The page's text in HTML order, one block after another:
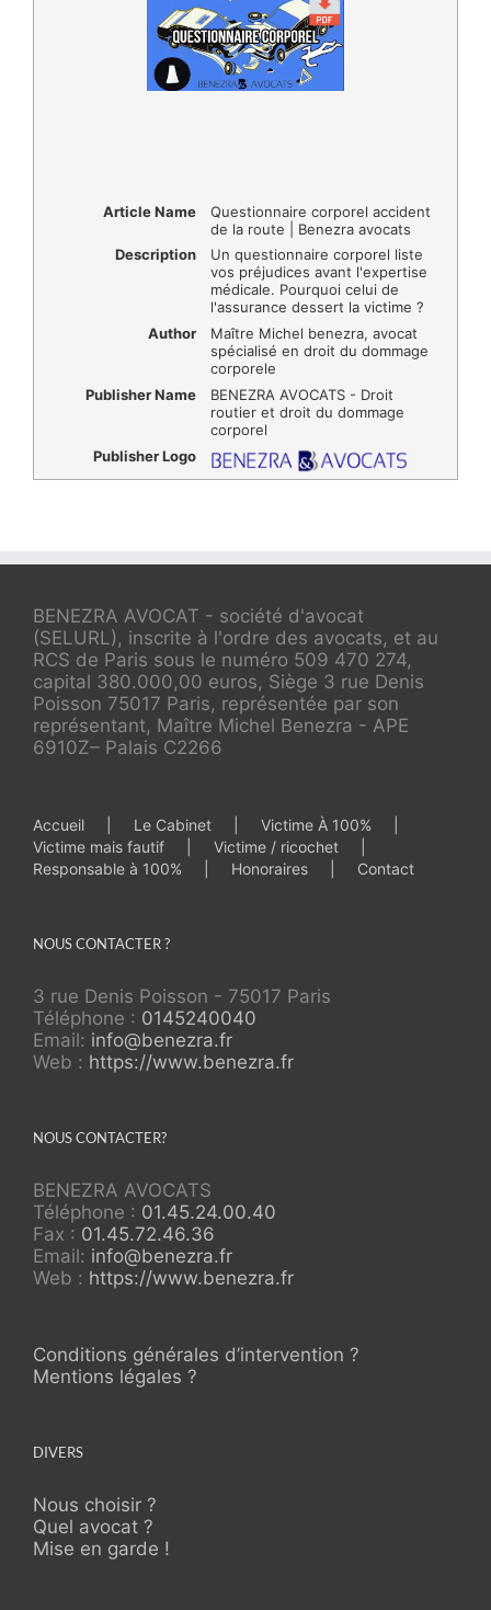
Article Name
Questionnaire corporel accident
de la route | Benezra avocats
Description
Un questionnaire corporel liste
vos préjudices avant l'expertise
médicale. Pourquoi celui de
l'assurance dessert la victime ?
Author
Maître Michel benezra, avocat
spécialisé en droit du dommage
corporele
Publisher Name
BENEZRA AVOCATS - Droit
routier et droit du dommage
corporel
Publisher Logo
BENEZRA AVOCAT - société d'avocat
(SELURL), inscrite à l'ordre des avocats, et au
RCS de Paris sous le numéro 509 470 274,
capital 380.000,00 euros, Siège 3 rue Denis
Poisson 75017 Paris, représentée par son
représentant, Maître Michel Benezra - APE
6910Z– Palais C2266
Accueil Le Cabinet
Victime À 100%
Victime mais fautif
Victime / ricochet
Responsable à 100%
Honoraires Contact
NOUS CONTACTER ?
3 rue Denis Poisson - 75017 Paris
Téléphone : 0145240040
Email: info@benezra.fr
Web : https://www.benezra.fr
NOUS CONTACTER?
BENEZRA AVOCATS
Téléphone : 01.45.24.00.40
Fax : 01.45.72.46.36
Email: info@benezra.fr
Web : https://www.benezra.fr
Conditions générales d’intervention ?
Mentions légales ?
DIVERS
Nous choisir ?
Quel avocat ?
Mise en garde !